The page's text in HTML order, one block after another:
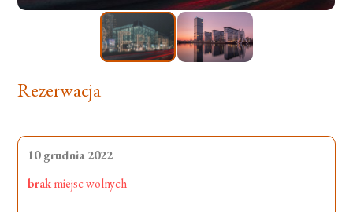
Rezerwacja
10 grudnia 2022
brakmiejsc wolnych